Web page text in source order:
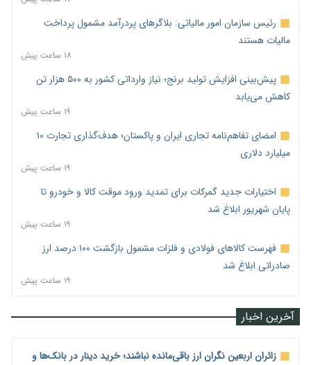
رئیس سازمان امور مالیاتی: بلاگرهای پردرآمد مشمول پرداخت
مالیات هستند
۱۸ ساعت پیش
پیش‌بینی افزایش تولید برنج؛ نیاز وارداتی کشور به ۵۰۰ هزار تن
کاهش می‌یابد
۱۹ ساعت پیش
امضای تفاهم‌نامه تجاری ایران و پاکستان؛ هدف‌گذاری تجارت ۱۰
میلیارد دلاری
۱۹ ساعت پیش
اختیارات جدید گمرکات برای تمدید ورود موقت کالا و خودرو تا
پایان شهریور ابلاغ شد
۱۹ ساعت پیش
فهرست کالاهای فولادی و فلزات مشمول بازگشت ۱۰۰ درصد ارز
صادراتی ابلاغ شد
۱۹ ساعت پیش
آخرین اخبار
زائران اربعین نگران ارز باقی‌مانده نباشند؛ خرید دینار در بانک‌ها و